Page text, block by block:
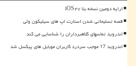
ارایه دومین نسخه بتا iOS۲۷
قصه تسلیحاتی شدن استارت اپ های سیلیکون ولی
اندروید تماسهای کلاهبرداران را شناسایی می کند
اندروید 17 موجب سردرد کاربران موبایل های پیکسل شد